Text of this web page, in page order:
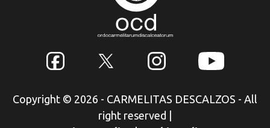
Copyright © 2026 - CARMELITAS DESCALZOS - All
right reserved